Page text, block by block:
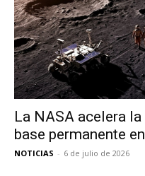
La NASA acelera
base permanente
NOTICIAS - 6 de julio de 2026